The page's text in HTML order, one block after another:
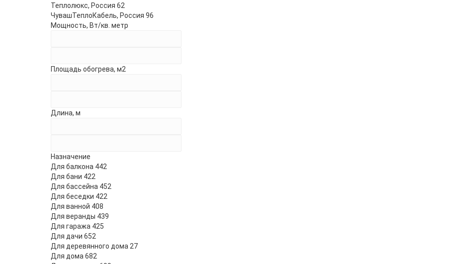
Теплолюкс, Россия 62
ЧувашТеплоКабель, Россия 96
Мощность, Вт/кв. метр
Площадь обогрева, м2
Длина, м
Назначение
Для балкона 442
Для бани 422
Для бассейна 452
Для беседки 422
Для ванной 408
Для веранды 439
Для гаража 425
Для дачи 652
Для деревянного дома 27
Для дома 682